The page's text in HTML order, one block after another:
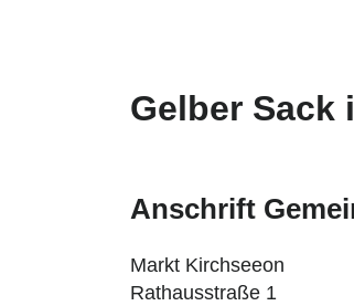
Gelber Sack
Anschrift
Markt Kirchseeon
Rathausstraße 1